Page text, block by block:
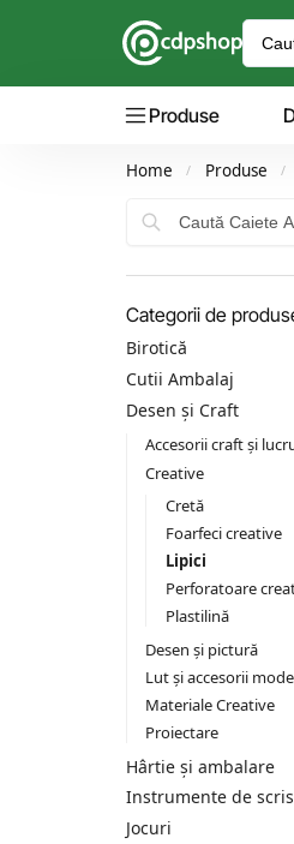
Produse
Home / Produse /
Categorii de
Birotică
Cutii Ambalaj
Desen și Craft
Accesorii craft și
Creative
Cretă
Foarfeci creative
Lipici
Perforatoare
Plastilină
Desen și pictură
Lut și accesorii
Materiale Creative
Proiectare
Hârtie și ambalare
Instrumente de scris
Jocuri